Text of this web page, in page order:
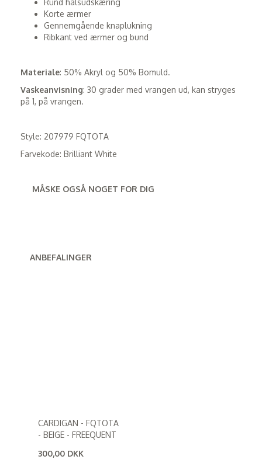
Rund halsudskæring
Korte ærmer
Gennemgående knaplukning
Ribkant ved ærmer og bund
Materiale: 50% Akryl og 50% Bomuld.
Vaskeanvisning: 30 grader med vrangen ud, kan stryges
på 1, på vrangen.
Style: 207979 FQTOTA
Farvekode: Brilliant White
MÅSKE OGSÅ NOGET FOR DIG
ANBEFALINGER
CARDIGAN - FQTOTA
- BEIGE - FREEQUENT
300,00 DKK